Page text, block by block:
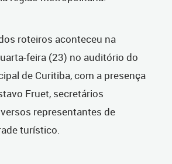
roteiros aconteceu na
feira (23) no auditório do
de Curitiba, com a presença
Fruet, secretários
representantes de
turístico.